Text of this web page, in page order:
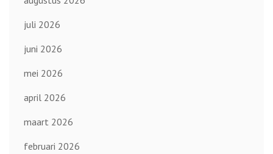
juli 2026
juni 2026
mei 2026
april 2026
maart 2026
februari 2026